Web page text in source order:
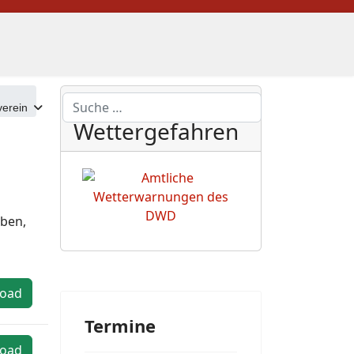
Suchen
DWD
Wettergefahren
Termine